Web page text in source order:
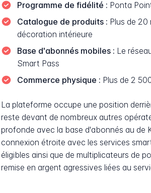
Programme de fidélité : Ponta
Catalogue de produits : Plus de
décoration intérieure
Base d'abonnés mobiles : Le
Smart Pass
Commerce physique : Plus de 2
La plateforme occupe une position
reste devant de nombreux autres
profonde avec la base d'abonnés au de
connexion étroite avec les services
éligibles ainsi que de multiplicateurs de
remise en argent agressives liées au